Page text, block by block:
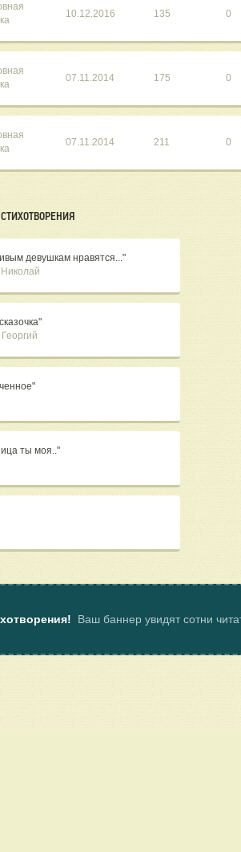
10.12.2016 135 0
07.11.2014 175 0
07.11.2014 211 0
девушкам нравятся..."
ты моя.."
Ваш баннер увидят сотни